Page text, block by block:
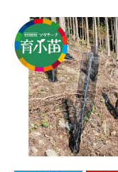
ュ柵等）
箱わな（イノシシ
カ・サル等）
対
動物の種